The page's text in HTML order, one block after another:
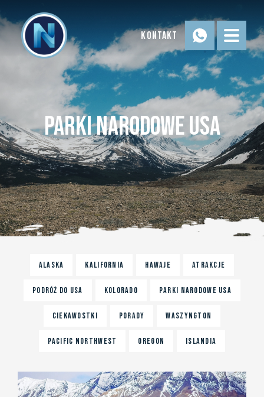
Kontakt
Parki Narodowe USA
ALASKA KALIFORNIA HAWAJE ATRAKCJE
PODRóż DO USA KOLORADO PARKI NARODOWE USA
CIEKAWOSTKI PORADY WASZYNGTON
PACIFIC NORTHWEST OREGON ISLANDIA